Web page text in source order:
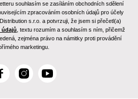
souhlasím se zasíláním obchodních sdělení
zpracováním osobních údajů pro účely
s.r.o. a potvrzuji, že jsem si přečetl(a)
údajů , textu rozumím a souhlasím s ním, přičemž
zejména právo na námitky proti provádění
marketingu.
F
I
Y